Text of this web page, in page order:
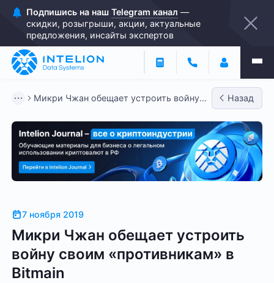
Подпишись на наш Telegram канал —
скидки, розыгрыши, акции, актуальные
предложения, инсайты экспертов
Микри Чжан обещает устроить войну
Назад
7 ноября 2019
Микри Чжан обещает устроить
войну своим «противникам» в
Bitmain